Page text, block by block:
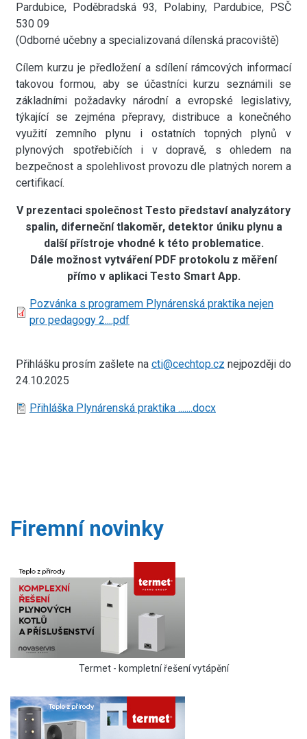
Pardubice, Poděbradská 93, Polabiny, Pardubice, PSČ
530 09
(Odborné učebny a specializovaná dílenská pracoviště)
Cílem kurzu je předložení a sdílení rámcových informací
takovou formou, aby se účastníci kurzu seznámili se
základními požadavky národní a evropské legislativy,
týkající se zejména přepravy, distribuce a konečného
využití zemního plynu i ostatních topných plynů v
plynových spotřebičích i v dopravě, s ohledem na
bezpečnost a spolehlivost provozu dle platných norem a
certifikací.
V prezentaci společnost Testo představí analyzátory
spalin, diferneční tlakoměr, detektor úniku plynu a
další přístroje vhodné k této problematice.
Dále možnost vytváření PDF protokolu z měření
přímo v aplikaci Testo Smart App.
Document
Pozvánka s programem Plynárenská praktika nejen
pro pedagogy 2....pdf
Přihlášku prosím zašlete na cti@cechtop.cz nejpozději do
24.10.2025
Document
Přihláška Plynárenská praktika .......docx
Firemní novinky
Termet - kompletní řešení vytápění